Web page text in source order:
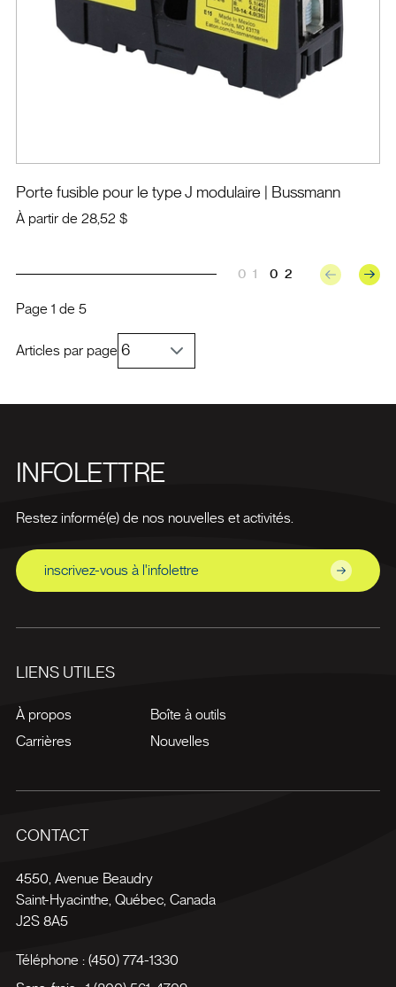
Porte fusible pour le type J modulaire | Bussmann
À partir de 28,52 $
01 02
Page 1 de 5
Articles par page
INFOLETTRE
Restez informé(e) de nos nouvelles et activités.
inscrivez-vous à l'infolettre
LIENS UTILES
À propos
Carrières
Boîte à outils
Nouvelles
CONTACT
4550, Avenue Beaudry
Saint-Hyacinthe Québec, Canada
J2S 8A5
Téléphone : (450) 774-1330